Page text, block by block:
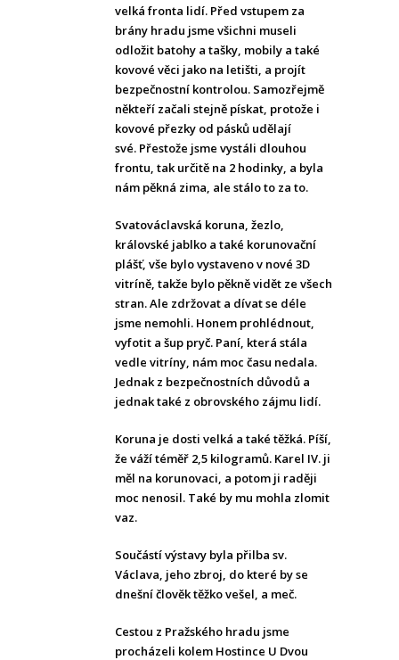
velká fronta lidí. Před vstupem za
brány hradu jsme všichni museli
odložit batohy a tašky, mobily a také
kovové věci jako na letišti, a projít
bezpečnostní kontrolou. Samozřejmě
někteří začali stejně pískat, protože i
kovové přezky od pásků udělají
své. Přestože jsme vystáli dlouhou
frontu, tak určitě na 2 hodinky, a byla
nám pěkná zima, ale stálo to za to.
Svatováclavská koruna, žezlo,
královské jablko a také korunovační
plášť, vše bylo vystaveno v nové 3D
vitríně, takže bylo pěkně vidět ze všech
stran. Ale zdržovat a dívat se déle
jsme nemohli. Honem prohlédnout,
vyfotit a šup pryč. Paní, která stála
vedle vitríny, nám moc času nedala.
Jednak z bezpečnostních důvodů a
jednak také z obrovského zájmu lidí.
Koruna je dosti velká a také těžká. Píší,
že váží téměř 2,5 kilogramů. Karel IV. ji
měl na korunovaci, a potom ji raději
moc nenosil. Také by mu mohla zlomit
vaz.
Součástí výstavy byla přilba sv.
Václava, jeho zbroj, do které by se
dnešní člověk těžko vešel, a meč.
Cestou z Pražského hradu jsme
procházeli kolem Hostince U Dvou